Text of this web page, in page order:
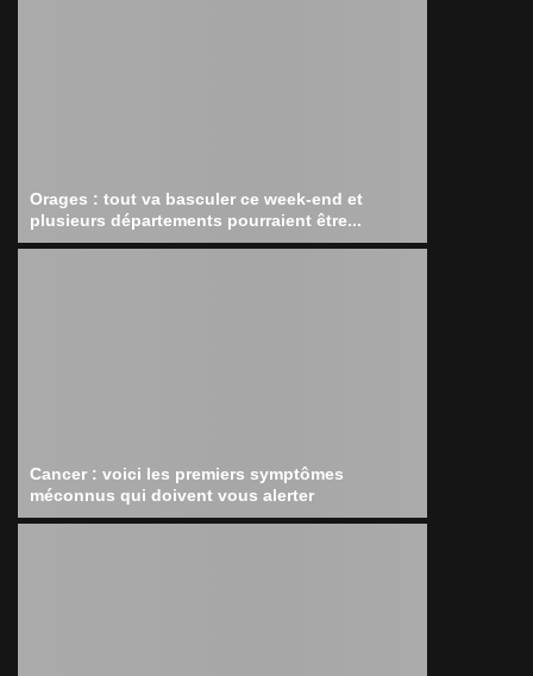
Orages : tout va basculer ce week-end et
plusieurs départements pourraient être...
Cancer : voici les premiers symptômes
méconnus qui doivent vous alerter